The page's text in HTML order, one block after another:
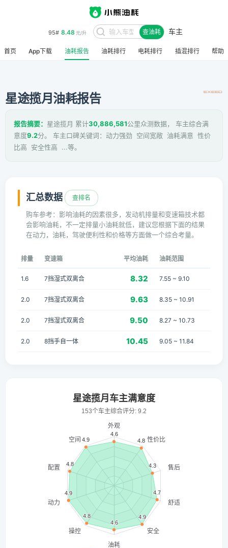
95# 8.48 元/升 查油耗 车主
首页 App下载 油耗报告 油耗排行 电耗排行 插混排行 帮助
星途揽月油耗报告
报告摘要： 星途揽月 累计30,886,581公里众测数据， 车主综合满
意度9.2分。 车主口碑关键词：动力强劲 空间宽敞 油耗满意 性价
比高 安全性高 ...等。
汇总数据 查排名
购车参考：影响油耗的因素很多，发动机排量和变速箱技术都
会影响油耗，不一定排量小油耗就低，建议您根据下面的结果
在动力，油耗，驾驶便利性和价格等方面做一个综合考量。
排量 变速箱 平均油耗 油耗范围
1.6 7挡湿式双离合 8.32 7.55 ~ 9.10
2.0 7挡湿式双离合 9.63 8.35 ~ 10.91
2.0 7挡湿式双离合 9.50 8.27 ~ 10.73
2.0 8挡手自一体 10.45 9.05 ~ 11.84